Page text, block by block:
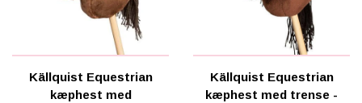
Källquist Equestrian
kæphest med
Källquist Equestrian
kæphest med trense -